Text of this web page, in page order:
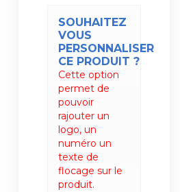
SOUHAITEZ
VOUS
PERSONNALISER
CE PRODUIT ?
Cette option
permet de
pouvoir
rajouter un
logo, un
numéro un
texte de
flocage sur le
produit.